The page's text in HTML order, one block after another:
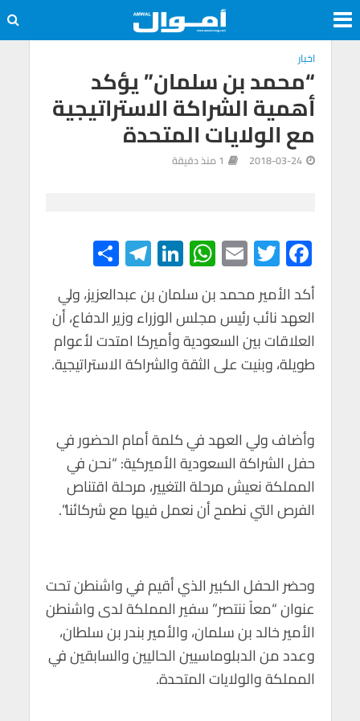
اخبار
“محمد بن سلمان” يؤكد
أهمية الشراكة الاستراتيجية
مع الولايات المتحدة
2018-03-24 1 منذ دقيقة
F
ac
e
b
o
o
T
wi
tt
er
E
m
ail
W
h
at
s
A
p
Li
n
ke
dI
n
Te
le
gr
a
m
h
ar
e
أكد الأمير محمد بن سلمان بن عبدالعزيز، ولي
العهد نائب رئيس مجلس الوزراء وزير الدفاع، أن
العلاقات بين السعودية وأميركا امتدت لأعوام
طويلة، وبنيت على الثقة والشراكة الاستراتيجية.
وأضاف ولي العهد في كلمة أمام الحضور في
حفل الشراكة السعودية الأميركية: “نحن في
المملكة نعيش مرحلة التغيير، مرحلة اقتناص
الفرص التي نطمح أن نعمل فيها مع شركائنا”.
وحضر الحفل الكبير الذي أقيم في واشنطن تحت
عنوان “معاً ننتصر” سفير المملكة لدى واشنطن
الأمير خالد بن سلمان، والأمير بندر بن سلطان،
وعدد من الدبلوماسيين الحاليين والسابقين في
المملكة والولايات المتحدة.